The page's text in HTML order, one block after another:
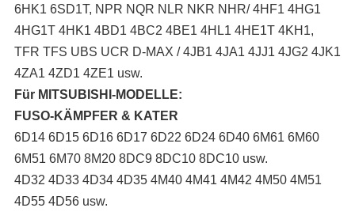
6HK1 6SD1T, NPR NQR NLR NKR NHR/ 4HF1 4HG1
4HG1T 4HK1 4BD1 4BC2 4BE1 4HL1 4HE1T 4KH1,
TFR TFS UBS UCR D-MAX / 4JB1 4JA1 4JJ1 4JG2 4JK1
4ZA1 4ZD1 4ZE1 usw.
Für MITSUBISHI-MODELLE:
FUSO-KÄMPFER & KATER
6D14 6D15 6D16 6D17 6D22 6D24 6D40 6M61 6M60
6M51 6M70 8M20 8DC9 8DC10 8DC10 usw.
4D32 4D33 4D34 4D35 4M40 4M41 4M42 4M50 4M51
4D55 4D56 usw.